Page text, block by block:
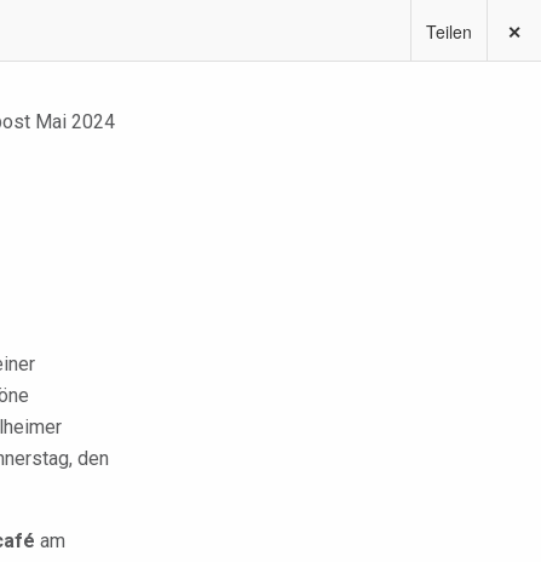
✕
Teilen